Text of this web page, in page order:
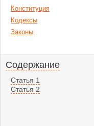
Конституция
Кодексы
Законы
Содержание
Статья 1
Статья 2